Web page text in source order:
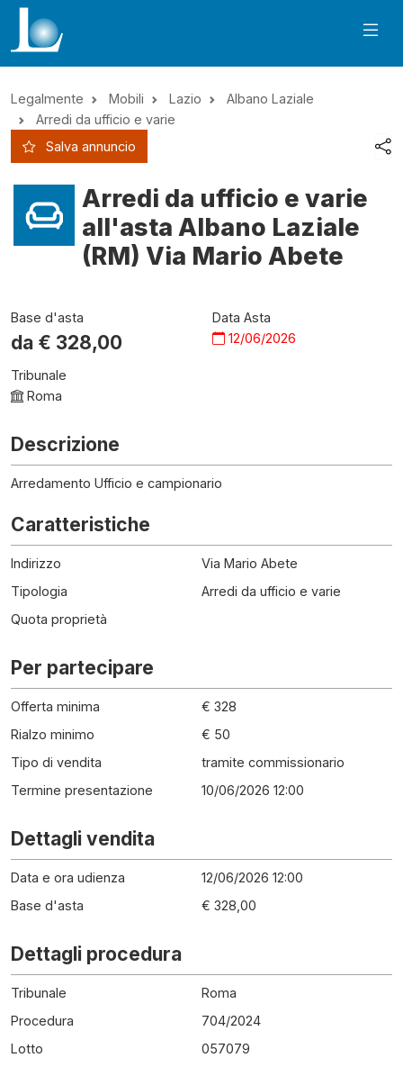
Legalmente Mobili Lazio
Albano Laziale
Arredi da ufficio e varie
Salva annuncio
Arredi da ufficio e varie
all'asta Albano Laziale
(RM) Via Mario Abete
Base d'asta
da € 328,00
Data Asta
12/06/2026
Tribunale
Roma
Descrizione
Arredamento Ufficio e campionario
Caratteristiche
Indirizzo
Via Mario Abete
Tipologia
Arredi da ufficio e varie
Quota proprietà
Per partecipare
Offerta minima
€ 328
Rialzo minimo
€ 50
Tipo di vendita
tramite commissionario
Termine presentazione
10/06/2026 12:00
Dettagli vendita
Data e ora udienza
12/06/2026 12:00
Base d'asta
€ 328,00
Dettagli procedura
Tribunale
Roma
Procedura
704/2024
Lotto
057079